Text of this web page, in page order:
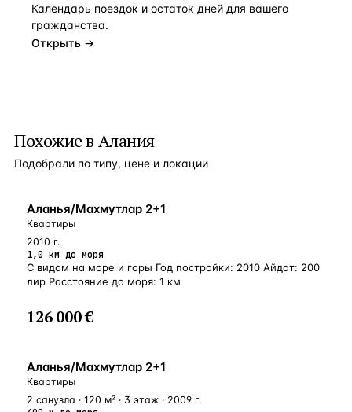
Календарь поездок и остаток дней для вашего
гражданства.
Открыть →
Похожие в Алания
Подобрали по типу, цене и локации
БЛИЗКО К МОРЮ
Аланья/Махмутлар 2+1
Квартиры
2010 г.
1,0 км до моря
С видом на море и горы Год постройки: 2010 Айдат: 200
лир Расстояние до моря: 1 км
126 000 €
У МОРЯ
Аланья/Махмутлар 2+1
Квартиры
2 санузла · 120 м² · 3 этаж · 2009 г.